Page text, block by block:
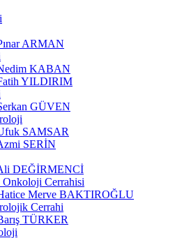
ARMAN
KABAN
YILDIRIM
GÜVEN
SAMSAR
SERİN
DEĞİRMENCİ
Cerrahisi
Merve BAKTIROĞLU
Cerrahi
TÜRKER